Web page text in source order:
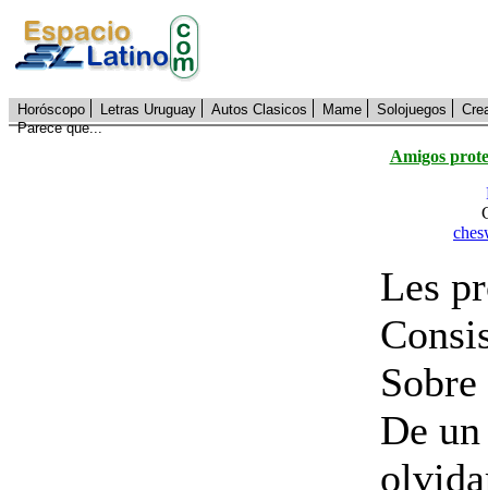
Horóscopo Letras Uruguay Autos Clasicos Mame Solojuegos
Parece que...
Amigos
Les
De